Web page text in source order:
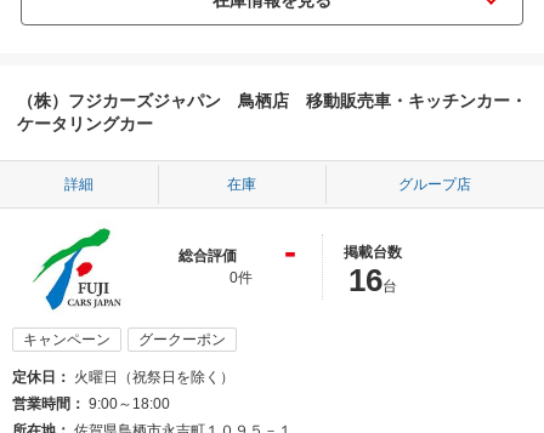
（株）フジカーズジャパン 鳥栖店 移動販売車・キッチンカー・
ケータリングカー
詳細 在庫 グループ店
総合評価 -
0件
掲載台数
16台
キャンペーン グークーポン
定休日
火曜日（祝祭日を除く）
営業時間
9:00～18:00